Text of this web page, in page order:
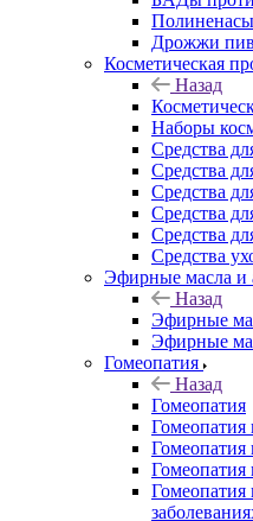
Дрожжи
Косметическая
Назад
Наборы
Средства
Средства
Средства
Средства
Средства
Средства
Эфирные масла и
Назад
Эфирные
Эфирные
Гомеопатия
Назад
Гомеопатия
Гомеопатия
Гомеопатия
Гомеопатия